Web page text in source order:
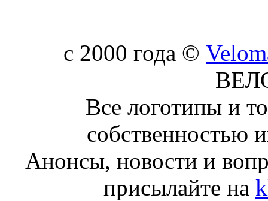
c 2000 года ©
Все логотипы и
собственностью
Анонсы, новости и
присылайте на